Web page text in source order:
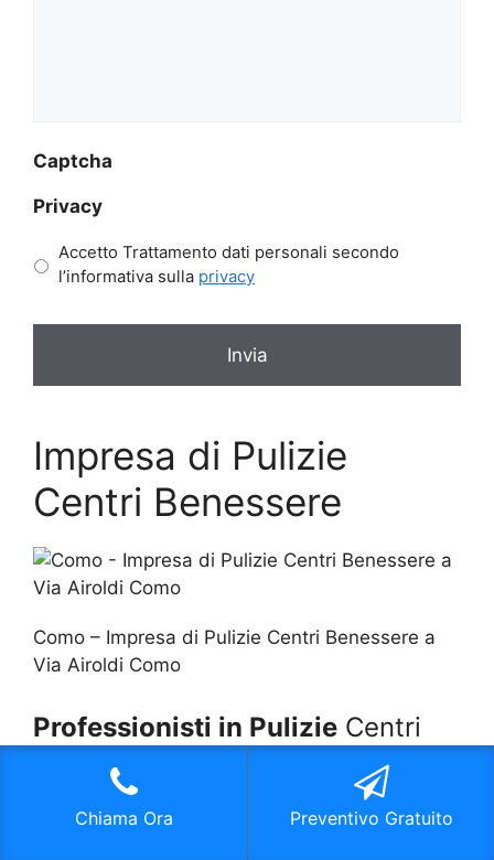
Captcha
Privacy
Accetto Trattamento dati personali secondo
l’informativa sulla privacy
Impresa di Pulizie
Centri Benessere
Como – Impresa di Pulizie Centri Benessere a
Via Airoldi Como
Professionisti in Pulizie Centri
Benessere Via Airoldi Como
Professionisti in Pulizie Centri
Chiama Ora Preventivo Gratuito